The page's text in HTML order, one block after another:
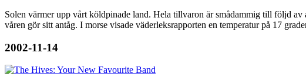
Solen värmer upp vårt köldpinade land. Hela tillvaron är smådammig till följd
våren gör sitt antåg. I morse visade väderleksrapporten en temperatur på 17
2002-11-14